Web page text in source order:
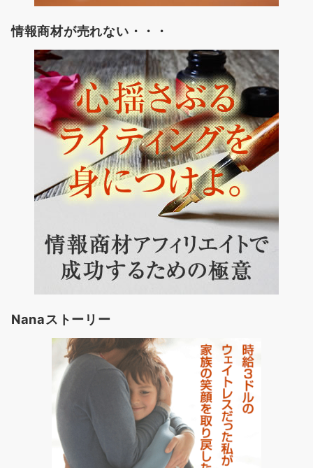
情報商材が売れない・・・
Nanaストーリー